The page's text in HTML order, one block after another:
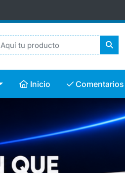
Inicio
Inicio Comentarios
Comentarios